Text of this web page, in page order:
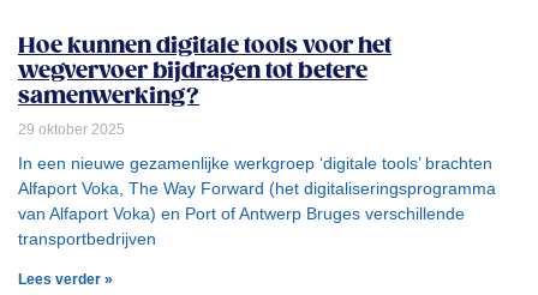
Hoe kunnen digitale tools voor het
wegvervoer bijdragen tot betere
samenwerking?
29 oktober 2025
In een nieuwe gezamenlijke werkgroep ‘digitale tools’ brachten
Alfaport Voka, The Way Forward (het digitaliseringsprogramma
van Alfaport Voka) en Port of Antwerp Bruges verschillende
transportbedrijven
Lees verder »